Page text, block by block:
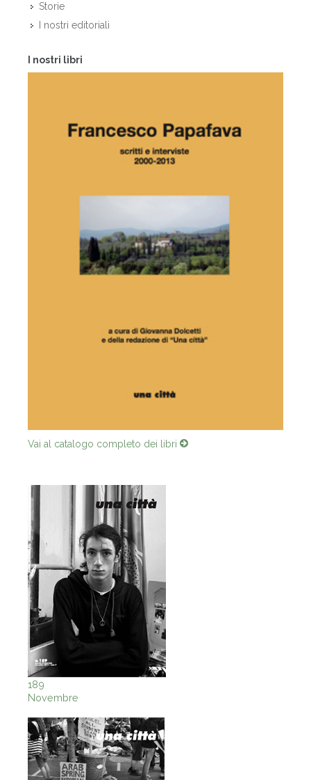
Storie
I nostri editoriali
I nostri libri
Vai al catalogo completo dei libri
189
Novembre